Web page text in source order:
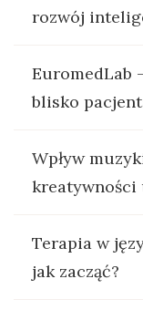
rozwój
EuromedLab
blisko
Wpływ
kreatywności
Terapia w
jak zacząć?